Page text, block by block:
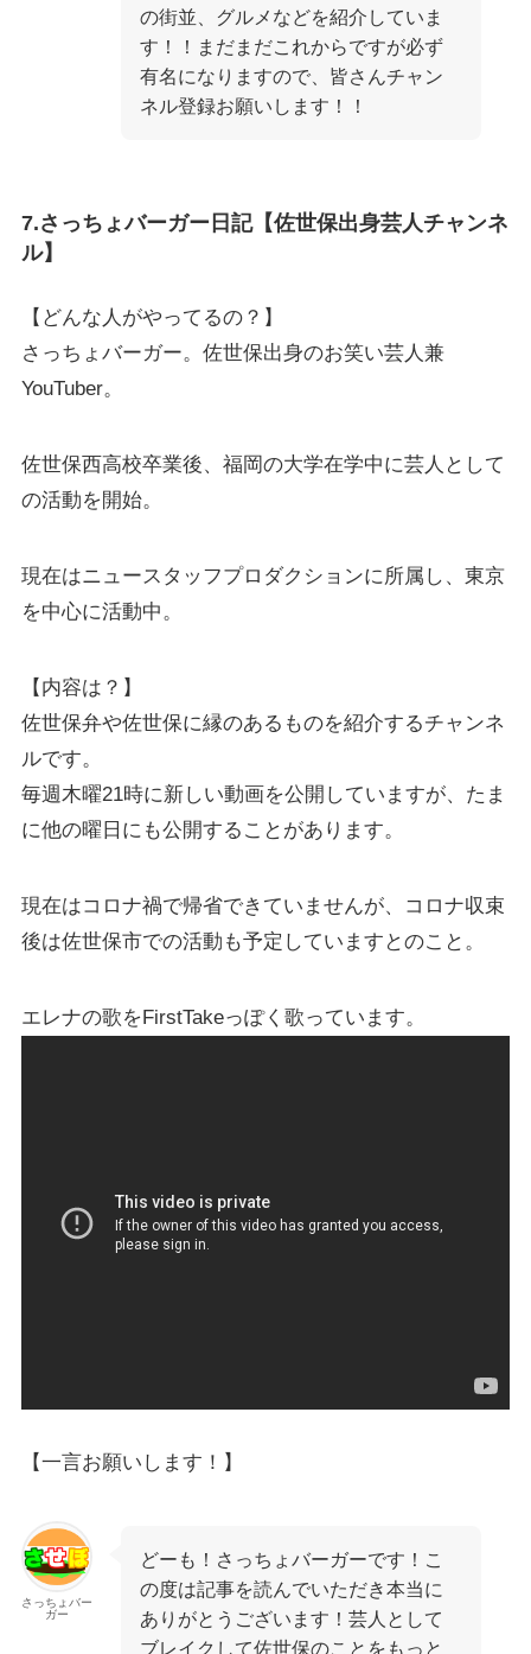
の街並、グルメなどを紹介していま
す！！まだまだこれからですが必ず
有名になりますので、皆さんチャン
ネル登録お願いします！！
7.さっちょバーガー日記【佐世保出身芸人チャンネ
ル】
【どんな人がやってるの？】
さっちょバーガー。佐世保出身のお笑い芸人兼
YouTuber。
佐世保西高校卒業後、福岡の大学在学中に芸人として
の活動を開始。
現在はニュースタッフプロダクションに所属し、東京
を中心に活動中。
【内容は？】
佐世保弁や佐世保に縁のあるものを紹介するチャンネ
ルです。
毎週木曜21時に新しい動画を公開していますが、たま
に他の曜日にも公開することがあります。
現在はコロナ禍で帰省できていませんが、コロナ収束
後は佐世保市での活動も予定していますとのこと。
エレナの歌をFirstTakeっぽく歌っています。
【一言お願いします！】
さっちょバー
ガー
どーも！さっちょバーガーです！こ
の度は記事を読んでいただき本当に
ありがとうございます！芸人として
ブレイクして佐世保のことをもっと